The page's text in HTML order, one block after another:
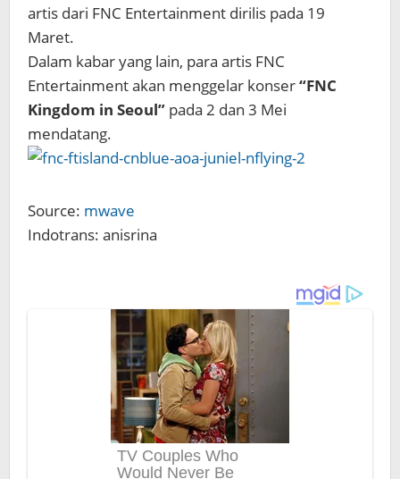
artis dari FNC Entertainment dirilis pada 19
Maret.
Dalam kabar yang lain, para artis FNC
Entertainment akan menggelar konser“FNC
Kingdom in Seoul” pada 2 dan 3 Mei
mendatang.
Source: mwave
Indotrans: anisrina